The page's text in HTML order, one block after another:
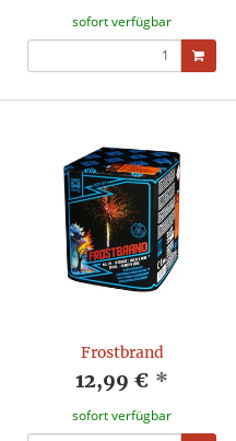
sofort verfügbar
Frostbrand
12,99 € *
sofort verfügbar